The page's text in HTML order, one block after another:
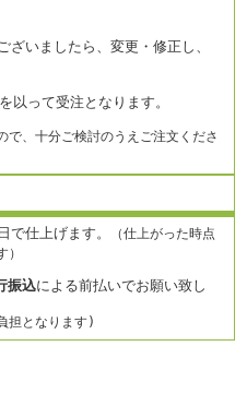
いましたら、変更・修正し、
以って受注となります。
、十分ご検討のうえご注文くださ
で仕上げます。
（仕上がった時点
振込による前払いでお願い致し
担となります)